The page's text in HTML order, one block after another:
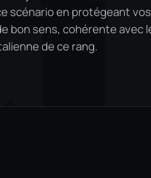
scénario en protégeant
bon sens, cohérente avec
de ce rang.